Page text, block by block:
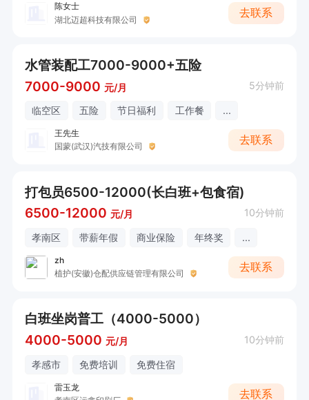
陈女士
湖北迈超科技有限公司
去联系
水管装配工7000-9000+五险
7000-9000 元/月 5分钟前
临空区 五险 节日福利 工作餐 ...
王先生
国蒙(武汉)汽技有限公司
去联系
打包员6500-12000(长白班+包食宿)
6500-12000 元/月 10分钟前
孝南区 带薪年假 商业保险 年终奖 ...
zh
植护(安徽)仓配供应链管理有限公司
去联系
白班坐岗普工（4000-5000）
4000-5000 元/月 10分钟前
孝感市 免费培训 免费住宿
雷玉龙
去联系